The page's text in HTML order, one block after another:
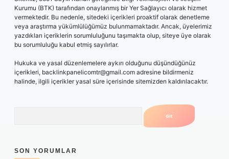
Kurumu (BTK) tarafından onaylanmış bir Yer Sağlayıcı olarak hizmet
vermektedir. Bu nedenle, sitedeki içerikleri proaktif olarak denetleme
veya araştırma yükümlülüğümüz bulunmamaktadır. Ancak, üyelerimiz
yazdıkları içeriklerin sorumluluğunu taşımakta olup, siteye üye olarak
bu sorumluluğu kabul etmiş sayılırlar.
Hukuka ve yasal düzenlemelere aykırı olduğunu düşündüğünüz
içerikleri, backlinkpanelicomtr@gmail.com adresine bildirmeniz
halinde, ilgili içerikler yasal süre içerisinde sitemizden kaldırılacaktır.
SON YORUMLAR